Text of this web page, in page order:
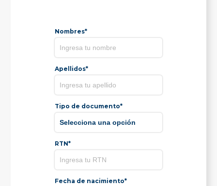
Nombres*
Apellidos*
Tipo de documento*
RTN*
Fecha de nacimiento*